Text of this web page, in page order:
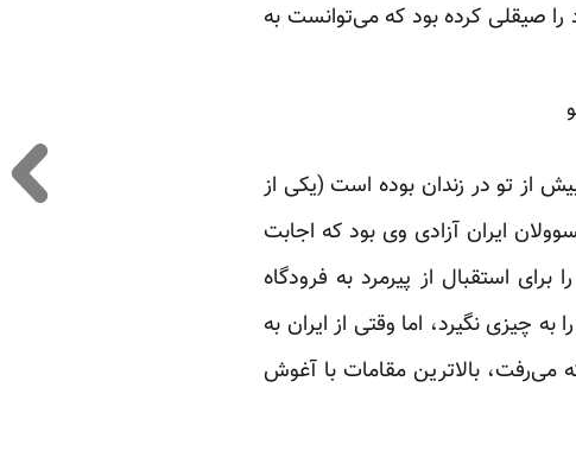
صیقلی کرده بود که می‌توانست به
از تو در زندان بوده است (یکی از
ایران آزادی وی بود که اجابت
استقبال از پیرمرد به فرودگاه
چیزی نگیرد، اما وقتی از ایران به
بالاترین مقامات با آغوش